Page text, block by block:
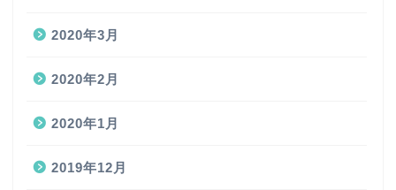
2020年3月
2020年2月
2020年1月
2019年12月